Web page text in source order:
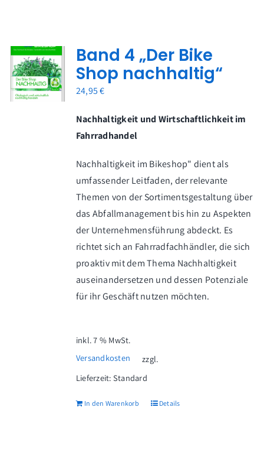
Band 4 „Der Bike
Shop nachhaltig“
24,95€
Nachhaltigkeit und Wirtschaftlichkeit im
Fahrradhandel
Nachhaltigkeit im Bikeshop" dient als
umfassender Leitfaden, der relevante
Themen von der Sortimentsgestaltung über
das Abfallmanagement bis hin zu Aspekten
der Unternehmensführung abdeckt. Es
richtet sich an Fahrradfachhändler, die sich
proaktiv mit dem Thema Nachhaltigkeit
auseinandersetzen und dessen Potenziale
für ihr Geschäft nutzen möchten.
inkl. 7 % MwSt.
zzgl.
Versandkosten
Lieferzeit: Standard
In den Warenkorb Details